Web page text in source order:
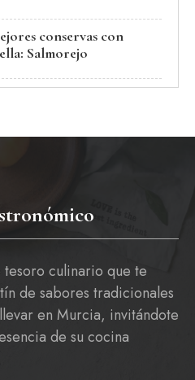
conservas con
Salmorejo
tesoro culinario que te
de sabores tradicionales
en Murcia, invitándote
de su cocina